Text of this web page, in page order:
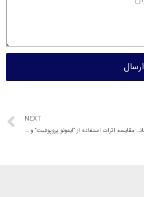
ارسال
اهمیت سین بیوتیک در گربه و سگ های خانگی؛ MLC یک محصول کامل
NEXT
مقايسه اثرات استفاده از “ايمونو پروپوفيت” و آنتی بيوتيک بر عملکرد، ميکروفلور روده و سيستم ايمنی جوجه گوشتی